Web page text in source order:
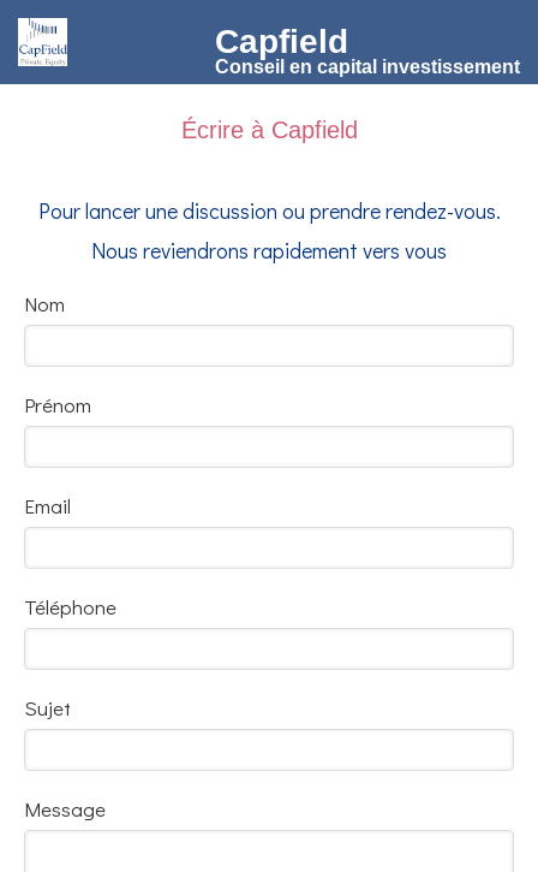
Capfield
Conseil en capital investissement
Écrire à Capfield
Pour lancer une discussion ou prendre rendez-vous.
Nous reviendrons rapidement vers vous
Nom
Prénom
Email
Téléphone
Sujet
Message